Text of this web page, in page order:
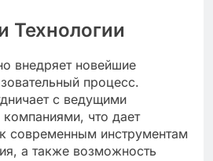
Технологии
внедряет новейшие
процесс.
с ведущими
компаниями, что дает
современным инструментам
а также возможность